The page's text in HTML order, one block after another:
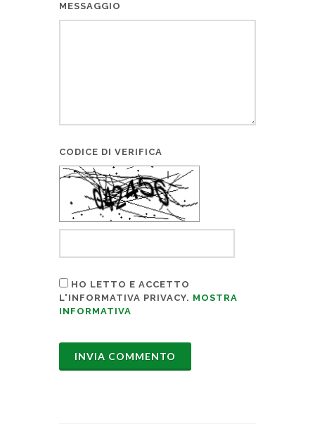
MESSAGGIO
CODICE DI VERIFICA
HO LETTO E ACCETTO
L'INFORMATIVA PRIVACY. MOSTRA
INFORMATIVA